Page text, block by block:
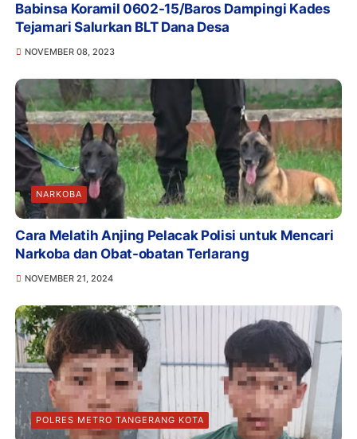
Babinsa Koramil 0602-15/Baros Dampingi Kades
Tejamari Salurkan BLT Dana Desa
NOVEMBER 08, 2023
NARKOBA
Cara Melatih Anjing Pelacak Polisi untuk Mencari
Narkoba dan Obat-obatan Terlarang
NOVEMBER 21, 2024
POLRES METRO TANGERANG KOTA